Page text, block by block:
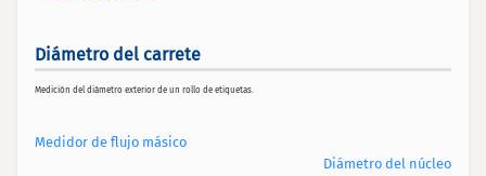
Diámetro del carrete
Medición del diámetro exterior de un rollo de etiquetas.
Medidor de flujo másico
Diámetro del núcleo